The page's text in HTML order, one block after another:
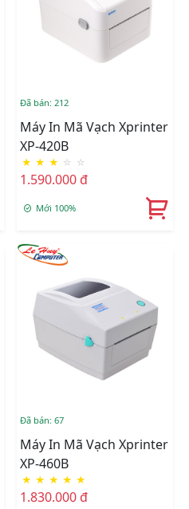
Đã bán: 212
Máy In Mã Vạch Xprinter
XP-420B
★ ★ ★ ☆ ☆
1.590.000 đ
Mới 100%
Đã bán: 67
Máy In Mã Vạch Xprinter
XP-460B
★ ★ ★ ★ ★
1.830.000 đ